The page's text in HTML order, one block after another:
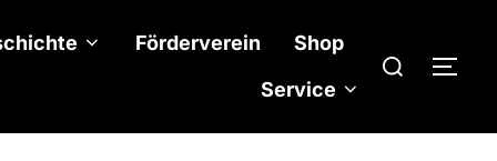
Förderverein
Shop
Service
nach: